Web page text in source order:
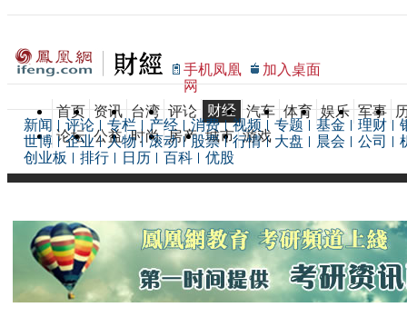
手机凤凰
网
加入桌面
首页 资讯 台湾 评论 财经 汽车 体育 娱乐 军事
论坛 公益 时尚 房产 城市 游戏
新闻 评论 专栏 产经 消费 视频 专题 基金 理财
世博
企业 人物 滚动 股票 行情 大盘 晨会 公司
创业板
排行 日历 百科 优股